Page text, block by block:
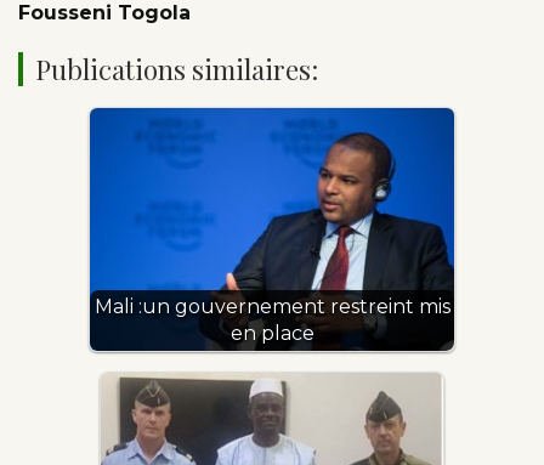
Fousseni Togola
Publications similaires:
Mali :un gouvernement restreint mis
en place